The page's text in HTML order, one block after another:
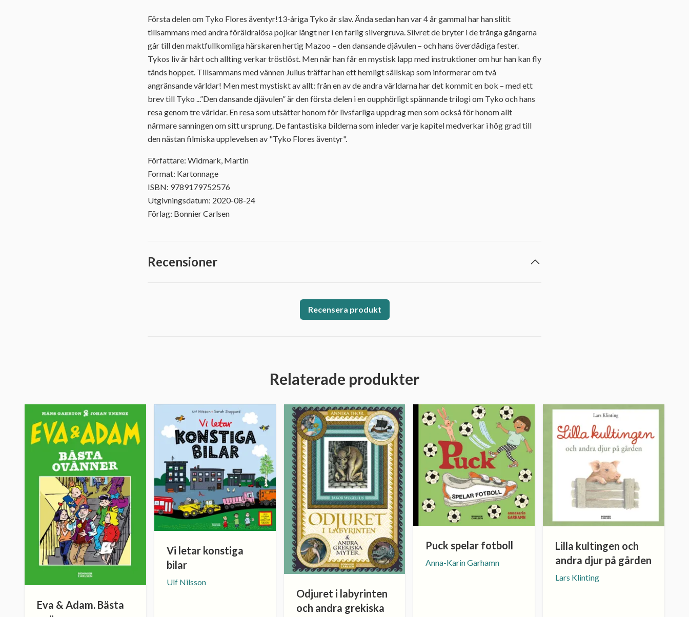
Första delen om Tyko Flores äventyr!13-åriga Tyko är slav. Ända sedan han var 4 år gammal har han slitit
tillsammans med andra föräldralösa pojkar långt ner i en farlig silvergruva. Silvret de bryter i de trånga gångarna
går till den maktfullkomliga härskaren hertig Mazoo – den dansande djävulen – och hans överdådiga fester.
Tykos liv är hårt och allting verkar tröstlöst. Men när han får en mystisk lapp med instruktioner om hur han kan fly
tänds hoppet. Tillsammans med vännen Julius träffar han ett hemligt sällskap som informerar om två
angränsande världar! Men mest mystiskt av allt: från en av de andra världarna har det kommit en bok – med ett
brev till Tyko ...”Den dansande djävulen” är den första delen i en oupphörligt spännande trilogi om Tyko och hans
resa genom tre världar. En resa som utsätter honom för livsfarliga uppdrag men som också för honom allt
närmare sanningen om sitt ursprung. De fantastiska bilderna som inleder varje kapitel medverkar i hög grad till
den nästan filmiska upplevelsen av "Tyko Flores äventyr".
Författare: Widmark, Martin
Format: Kartonnage
ISBN: 9789179752576
Utgivningsdatum: 2020-08-24
Förlag: Bonnier Carlsen
Recensioner
Recensera produkt
Relaterade produkter
Eva & Adam. Bästa
Vi letar konstiga
bilar
Ulf Nilsson
Odjuret i labyrinten
och andra grekiska
Puck spelar fotboll
Anna-Karin Garhamn
Lilla kultingen och
andra djur på gården
Lars Klinting